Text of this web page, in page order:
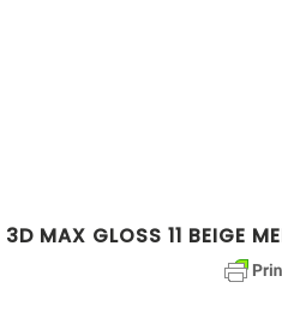
MAX GLOSS 11 BEIGE